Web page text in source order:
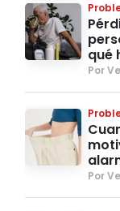
qué
Por
Por